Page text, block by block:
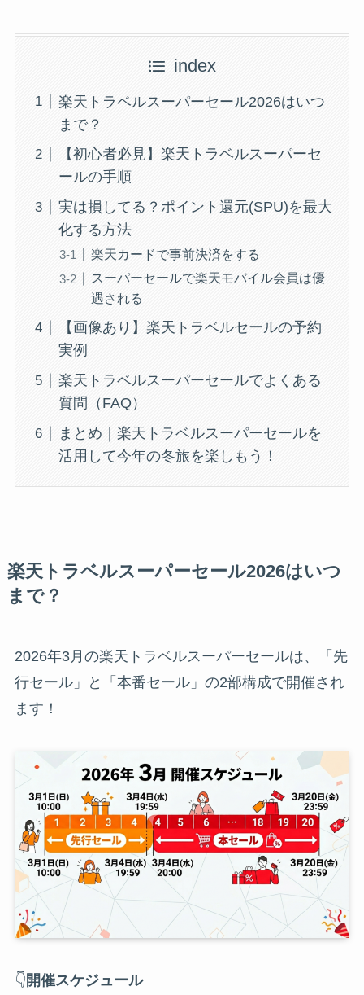
index
楽天トラベルスーパーセール2026はいつ
まで？
【初心者必見】楽天トラベルスーパーセ
ールの手順
実は損してる？ポイント還元(SPU)を最大
化する方法
楽天カードで事前決済をする
スーパーセールで楽天モバイル会員は優
遇される
【画像あり】楽天トラベルセールの予約
実例
楽天トラベルスーパーセールでよくある
質問（FAQ）
まとめ｜楽天トラベルスーパーセールを
活用して今年の冬旅を楽しもう！
楽天トラベルスーパーセール2026はいつ
まで？
2026年3月の楽天トラベルスーパーセールは、「先
行セール」と「本番セール」の2部構成で開催され
ます！
👇 開催スケジュール